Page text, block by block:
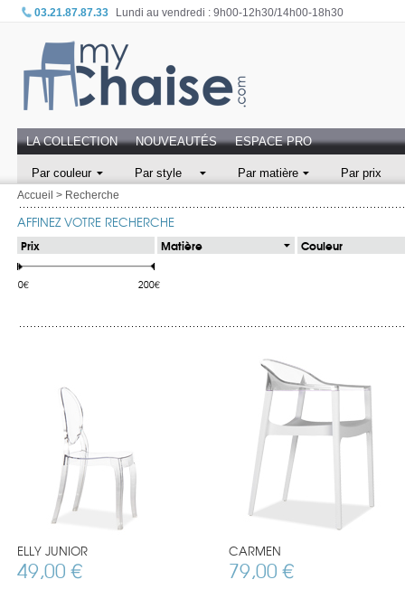
03.21.87.87.33 Lundi au vendredi : 9h00-12h30/14h00-18h30
LA COLLECTION NOUVEAUTÉS ESPACE PRO
Par couleur Par style Par matière Par prix
Accueil > Recherche
AFFINEZ VOTRE RECHERCHE
Prix
0€ 200€
Matière Couleur
ELLY JUNIOR
49,00 €
CARMEN
79,00 €